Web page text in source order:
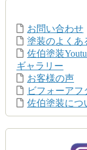
お問い合わせ
塗装のよくあ
佐伯塗装
ギャラリー
お客様の声
ビフォーア
佐伯塗装につ